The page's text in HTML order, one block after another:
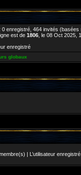
0 enregistré, 464 invités
est de 1806 , le 08 Oct 2025,
enregistré
globaux
| L’utilisateur